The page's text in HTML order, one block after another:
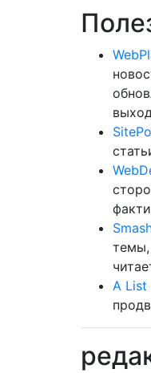
A List